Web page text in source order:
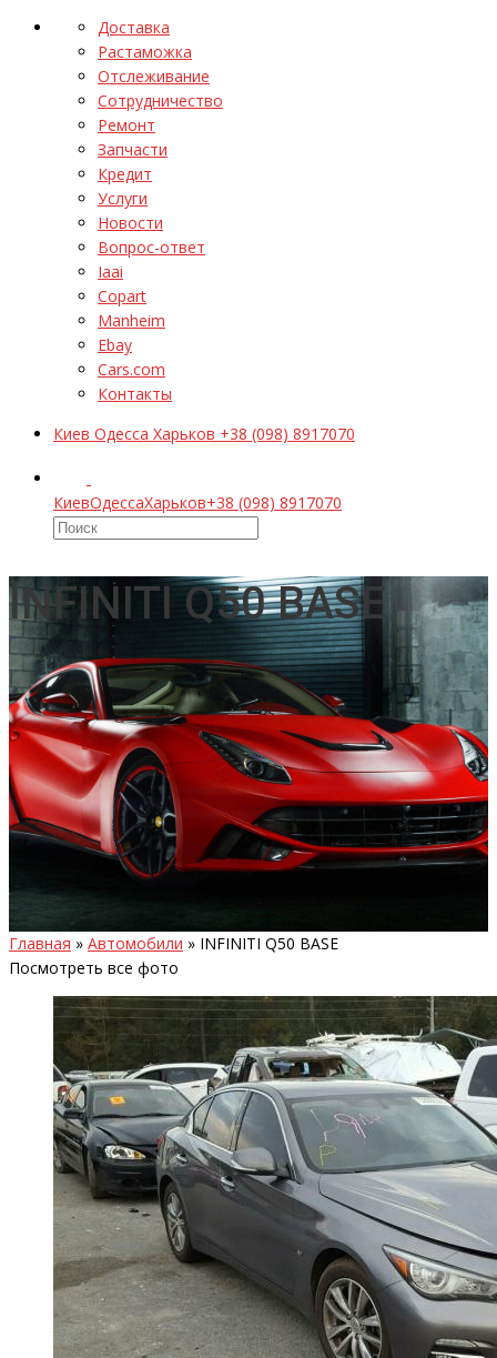
Доставка
Растаможка
Отслеживание
Сотрудничество
Ремонт
Запчасти
Кредит
Услуги
Новости
Вопрос-ответ
Iaai
Copart
Manheim
Ebay
Cars.com
Контакты
Киев Одесса Харьков +38 (098) 8917070
КиевОдессаХарьков+38 (098) 8917070
INFINITI Q50 BASE
Главная » Автомобили » INFINITI Q50 BASE
Посмотреть все фото